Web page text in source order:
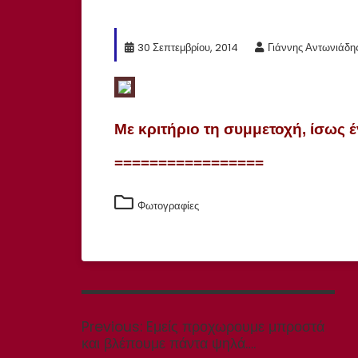
30 Σεπτεμβρίου, 2014 Γιάννης
Με κριτήριο τη συμμετοχή, ίσως
=================
Φωτογραφίες
Πλοήγηση
Previous: Previous
post:
Eμείς προχωρουμε μπροστά
και βλέπουμε πάντα ψηλά….